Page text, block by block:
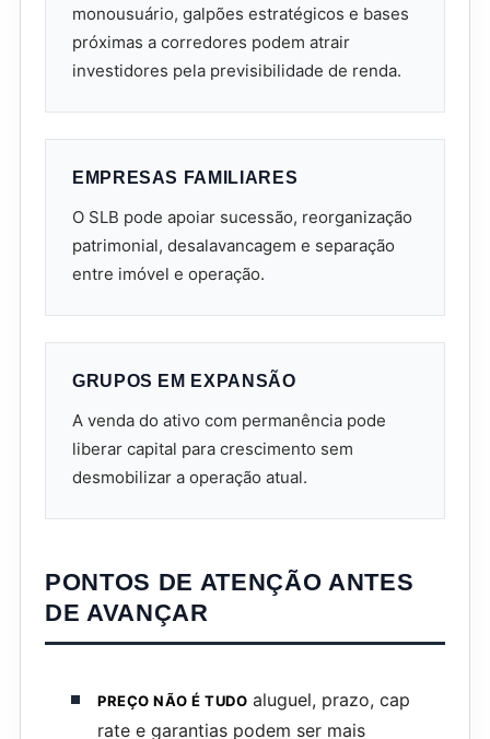
monousuário, galpões estratégicos e bases
próximas a corredores podem atrair
investidores pela previsibilidade de renda.
EMPRESAS FAMILIARES
O SLB pode apoiar sucessão, reorganização
patrimonial, desalavancagem e separação
entre imóvel e operação.
GRUPOS EM EXPANSÃO
A venda do ativo com permanência pode
liberar capital para crescimento sem
desmobilizar a operação atual.
PONTOS DE ATENÇÃO ANTES
DE AVANÇAR
PREÇO NÃO É TUDO aluguel, prazo, cap
rate e garantias podem ser mais